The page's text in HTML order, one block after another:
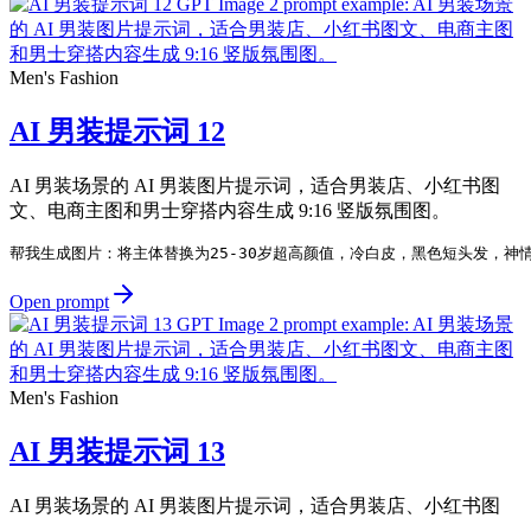
Men's Fashion
AI 男装提示词 12
AI 男装场景的 AI 男装图片提示词，适合男装店、小红书图
文、电商主图和男士穿搭内容生成 9:16 竖版氛围图。
帮我生成图片：将主体替换为25-30岁超高颜值，冷白皮，黑色短头发，神
Open prompt
Men's Fashion
AI 男装提示词 13
AI 男装场景的 AI 男装图片提示词，适合男装店、小红书图